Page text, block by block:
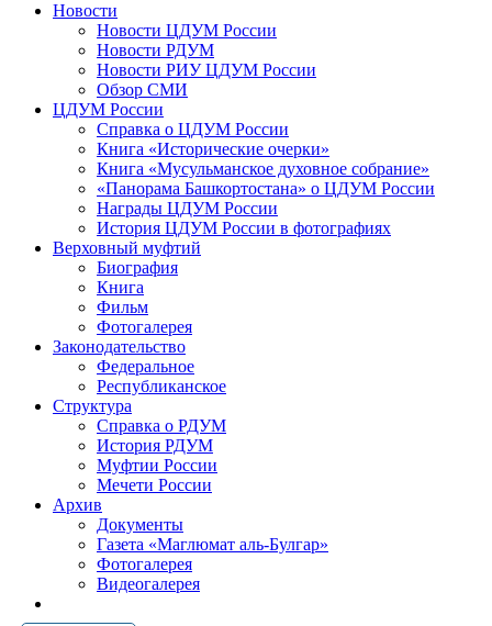
Новости
Новости ЦДУМ России
Новости РДУМ
Новости РИУ ЦДУМ России
Обзор СМИ
ЦДУМ России
Справка о ЦДУМ России
Книга «Исторические очерки»
Книга «Мусульманское духовное собрание»
«Панорама Башкортостана» о ЦДУМ России
Награды ЦДУМ России
История ЦДУМ России в фотографиях
Верховный муфтий
Биография
Книга
Фильм
Фотогалерея
Законодательство
Федеральное
Республиканское
Структура
Справка о РДУМ
История РДУМ
Муфтии России
Мечети России
Архив
Документы
Газета «Маглюмат аль-Булгар»
Фотогалерея
Видеогалерея